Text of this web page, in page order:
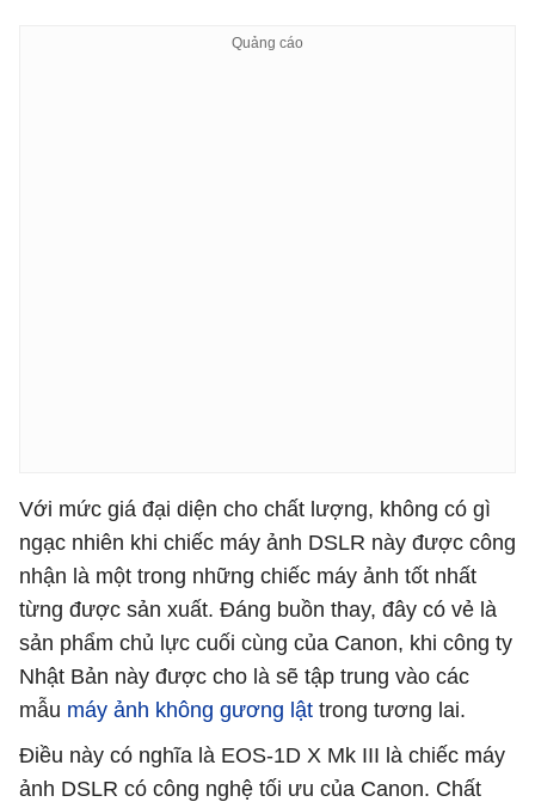
Với mức giá đại diện cho chất lượng, không có gì
ngạc nhiên khi chiếc máy ảnh DSLR này được công
nhận là một trong những chiếc máy ảnh tốt nhất
từng được sản xuất. Đáng buồn thay, đây có vẻ là
sản phẩm chủ lực cuối cùng của Canon, khi công ty
Nhật Bản này được cho là sẽ tập trung vào các
mẫu máy ảnh không gương lật trong tương lai.
Điều này có nghĩa là EOS-1D X Mk III là chiếc máy
ảnh DSLR có công nghệ tối ưu của Canon. Chất